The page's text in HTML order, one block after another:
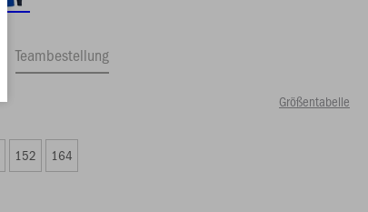
Teambestellung
Größentabelle
152 164